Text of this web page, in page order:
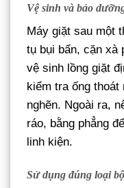
Vệ sinh và bảo
Máy giặt sau một
tụ bụi bẩn, cặn xà
vệ sinh lồng giặt
kiểm tra ống
nghẽn. Ngoài ra,
ráo, bằng phẳng
linh kiện.
Sử dụng đúng loại